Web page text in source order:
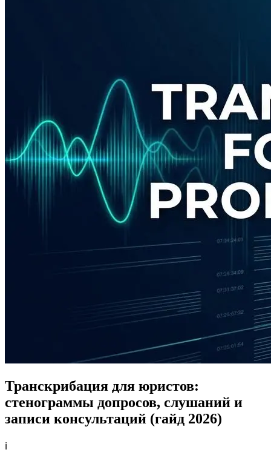
Транскрибация для юристов:
стенограммы допросов, слушаний и
записи консультаций (гайд 2026)
ℹ️